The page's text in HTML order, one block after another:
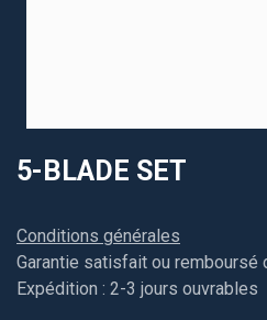
5-BLADE SET
Conditions générales
Garantie satisfait ou remboursé
Expédition : 2-3 jours ouvrables